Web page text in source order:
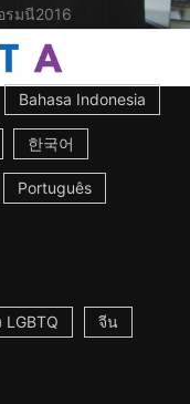
รมนี2016
Bahasa Indonesia
한국어
Português
LGBTQ จีน